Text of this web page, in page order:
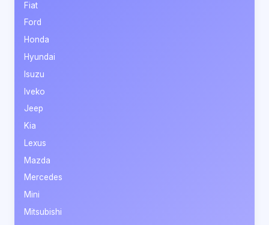
Fiat
Ford
Honda
Hyundai
Isuzu
Iveko
Jeep
Kia
Lexus
Mazda
Mercedes
Mini
Mitsubishi